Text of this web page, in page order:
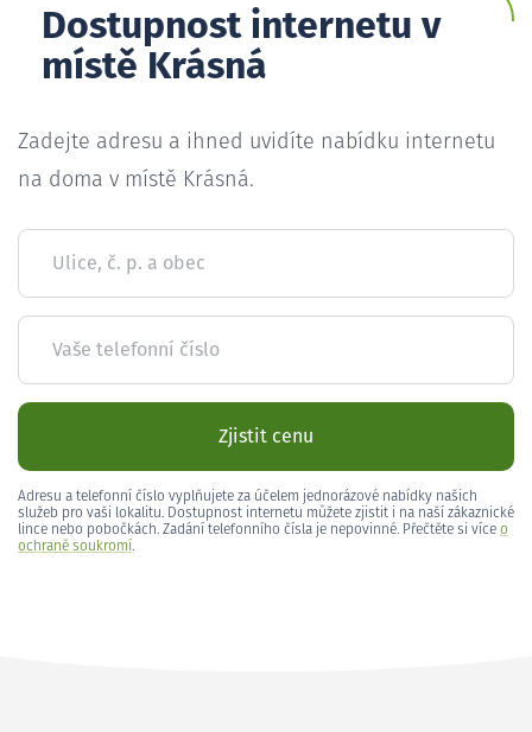
Dostupnost internetu v
místě Krásná
Zadejte adresu a ihned uvidíte nabídku internetu
na doma v místě Krásná.
Ulice, č. p. a obec
Vaše telefonní číslo
Zjistit cenu
Adresu a telefonní číslo vyplňujete za účelem jednorázové nabídky našich
služeb pro vaši lokalitu. Dostupnost internetu můžete zjistit i na naší zákaznické
lince nebo pobočkách. Zadání telefonního čísla je nepovinné. Přečtěte si více o
ochraně soukromí.